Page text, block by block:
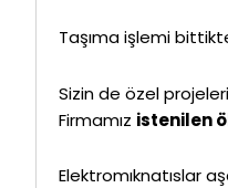
Taşıma işlemi
Sizin de özel
Firmamız istenilen
Elektromıknatıslar